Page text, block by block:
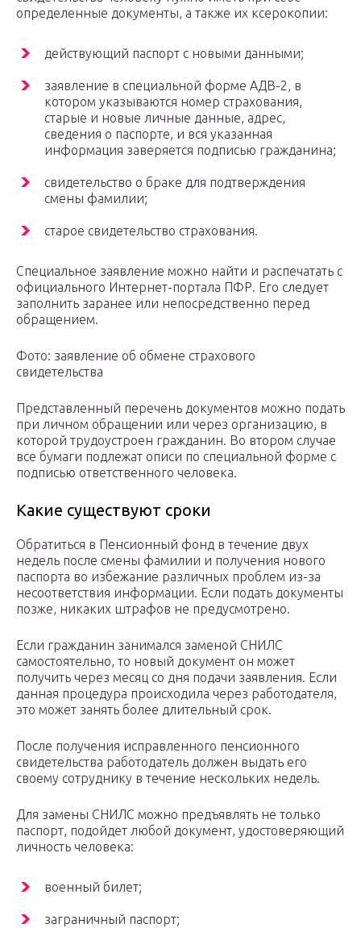
определенные документы, а также их ксерокопии:
действующий паспорт с новыми данными;
заявление в специальной форме АДВ-2, в
котором указываются номер страхования,
старые и новые личные данные, адрес,
сведения о паспорте, и вся указанная
информация заверяется подписью гражданина;
свидетельство о браке для подтверждения
смены фамилии;
старое свидетельство страхования.
Специальное заявление можно найти и распечатать с
официального Интернет-портала ПФР. Его следует
заполнить заранее или непосредственно перед
обращением.
Фото: заявление об обмене страхового
свидетельства
Представленный перечень документов можно подать
при личном обращении или через организацию, в
которой трудоустроен гражданин. Во втором случае
все бумаги подлежат описи по специальной форме с
подписью ответственного человека.
Какие существуют сроки
Обратиться в Пенсионный фонд в течение двух
недель после смены фамилии и получения нового
паспорта во избежание различных проблем из-за
несоответствия информации. Если подать документы
позже, никаких штрафов не предусмотрено.
Если гражданин занимался заменой СНИЛС
самостоятельно, то новый документ он может
получить через месяц со дня подачи заявления. Если
данная процедура происходила через работодателя,
это может занять более длительный срок.
После получения исправленного пенсионного
свидетельства работодатель должен выдать его
своему сотруднику в течение нескольких недель.
Для замены СНИЛС можно предъявлять не только
паспорт, подойдет любой документ, удостоверяющий
личность человека:
военный билет;
заграничный паспорт;